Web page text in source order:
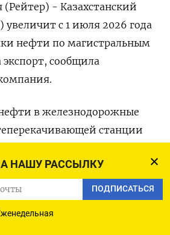
НАШУ РАССЫЛКУ
ПОДПИСАТЬСЯ
- Казахстанский
увеличит с 1 июля 2026 года
нефти по магистральным
сообщила
в ​железнодорожные
​станции
тонну (без НДС).
нефти ​на
станции имени